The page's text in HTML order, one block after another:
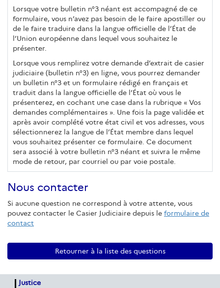
Lorsque votre bulletin n°3 néant est accompagné de ce
formulaire, vous n’avez pas besoin de le faire apostiller ou
de le faire traduire dans la langue officielle de l’État de
l’Union européenne dans lequel vous souhaitez le
présenter.
Lorsque vous remplirez votre demande d’extrait de casier
judiciaire (bulletin n°3) en ligne, vous pourrez demander
un bulletin n°3 et un formulaire rédigé en français et
traduit dans la langue officielle de l’État où vous le
présenterez, en cochant une case dans la rubrique « Vos
demandes complémentaires ». Une fois la page validée et
après avoir complété votre état civil et vos adresses, vous
sélectionnerez la langue de l’État membre dans lequel
vous souhaitez présenter ce formulaire. Ce document
sera associé à votre bulletin n°3 néant et suivra le même
mode de retour, par courriel ou par voie postale.
Nous contacter
Si aucune question ne correspond à votre attente, vous
pouvez contacter le Casier Judiciaire depuis le formulaire de
contact
Retourner à la liste des questions
Justice